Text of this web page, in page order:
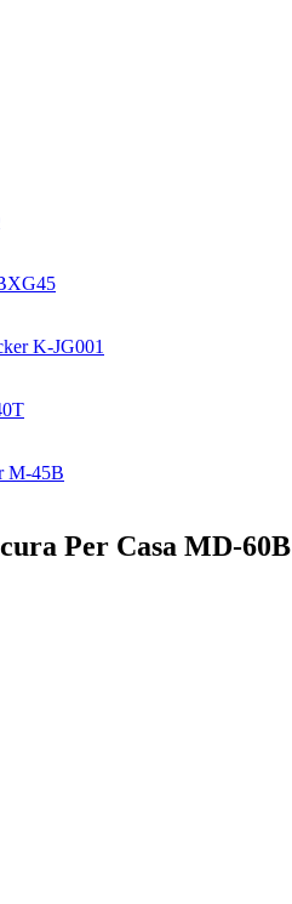
Per Casa MD-60B